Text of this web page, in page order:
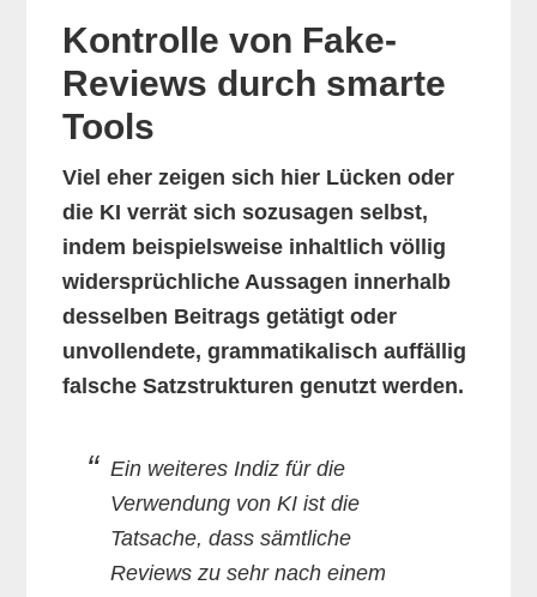
Kontrolle von Fake-
Reviews durch smarte
Tools
Viel eher zeigen sich hier Lücken oder
die KI verrät sich sozusagen selbst,
indem beispielsweise inhaltlich völlig
widersprüchliche Aussagen innerhalb
desselben Beitrags getätigt oder
unvollendete, grammatikalisch auffällig
falsche Satzstrukturen genutzt werden.
Ein weiteres Indiz für die
Verwendung von KI ist die
Tatsache, dass sämtliche
Reviews zu sehr nach einem